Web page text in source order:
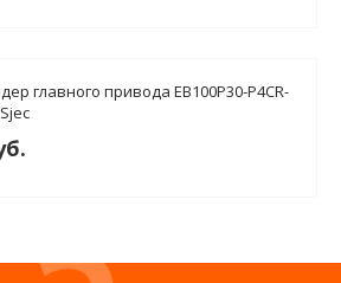
главного привода EB100P30-P4CR-